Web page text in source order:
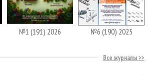
№1 (191) 2026 №6 (190) 2025
Все журналы